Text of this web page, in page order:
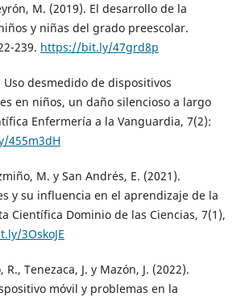
M. (2019). El desarrollo de la
y niñas del grado preescolar.
239. https://bit.ly/47grd8p
Uso desmedido de dispositivos
en niños, un daño silencioso a largo
Enfermería a la Vanguardia, 7(2):
455m3dH
M. y San Andrés, E. (2021).
y su influencia en el aprendizaje de la
Científica Dominio de las Ciencias, 7(1),
3OskoJE
Tenezaca, J. y Mazón, J. (2022).
móvil y problemas en la